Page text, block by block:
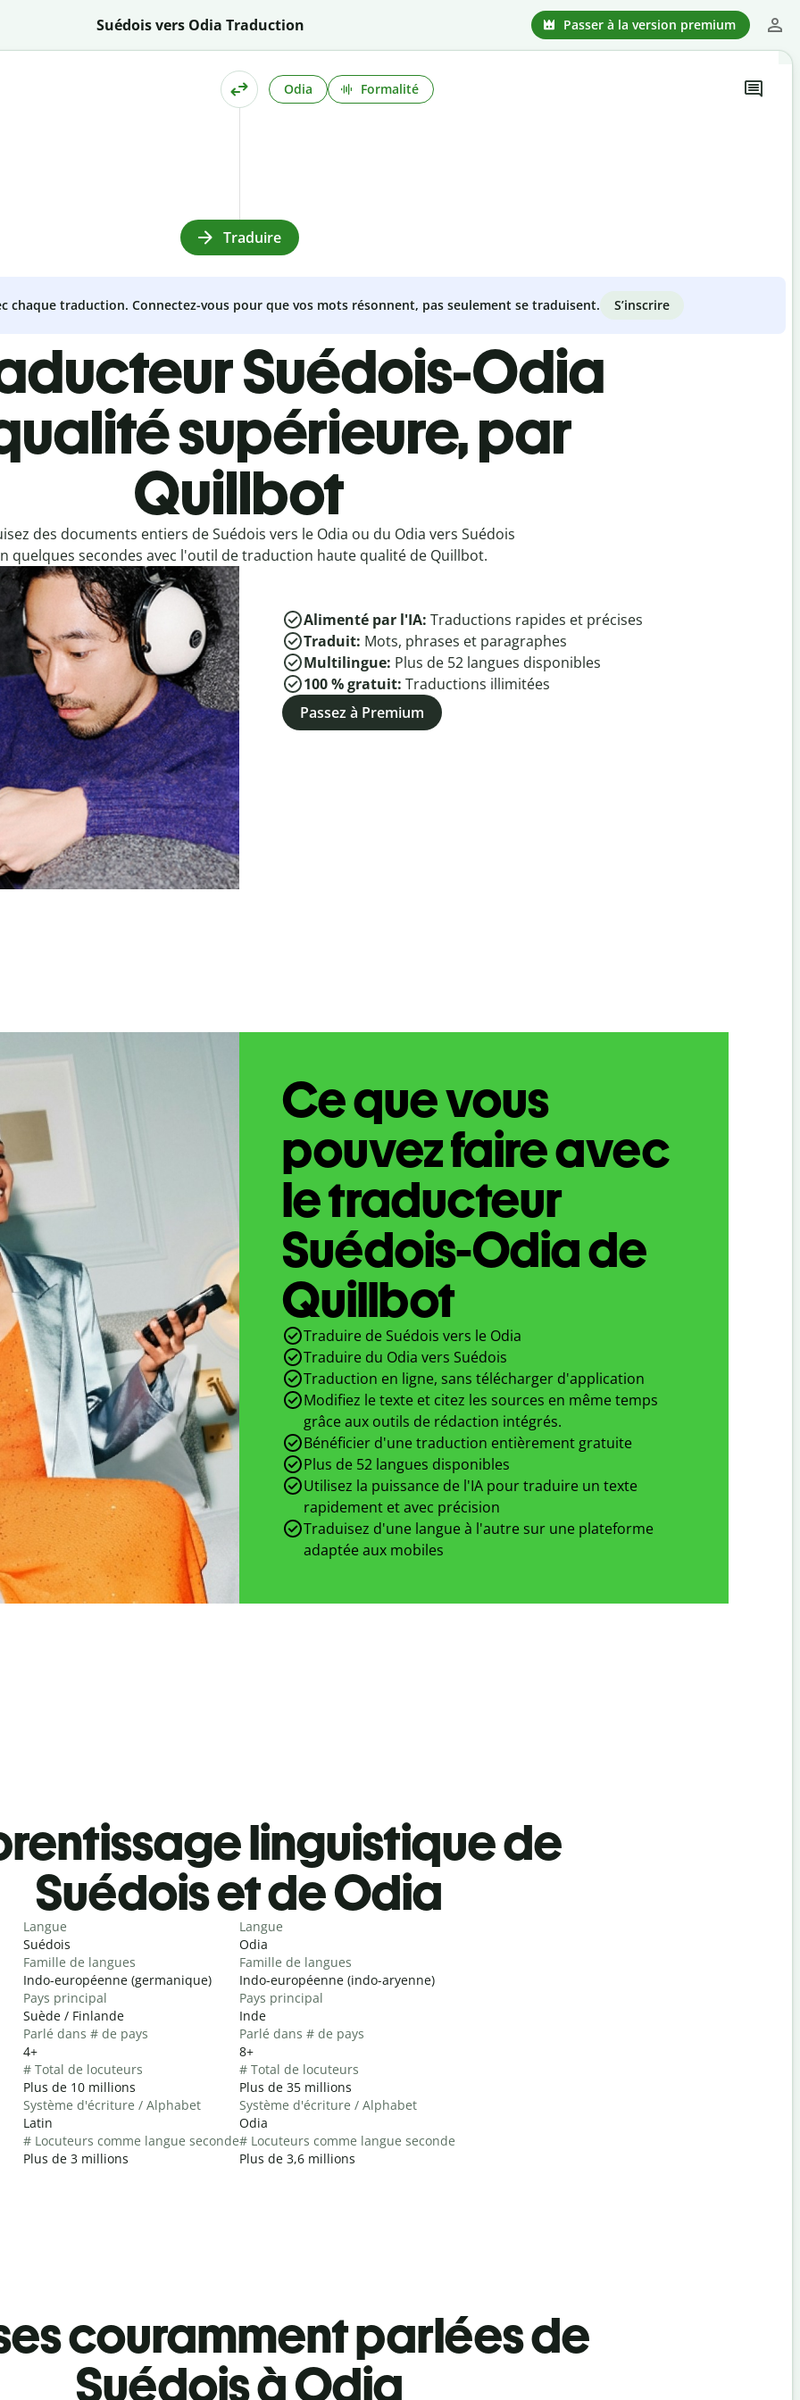
Suédois vers Odia Traduction Passer à la version premium
Odia Formalité
Traduire
chaque traduction. Connectez-vous pour que vos mots résonnent, pas seulement se traduisent. S’inscrire
Suédois-Odia
supérieure, par
Quillbot
des documents entiers de Suédois vers le Odia ou du Odia vers Suédois
quelques secondes avec l'outil de traduction haute qualité de Quillbot.
Alimenté par l'IA: Traductions rapides et précises
Traduit: Mots, phrases et paragraphes
Multilingue: Plus de 52 langues disponibles
100 % gratuit: Traductions illimitées
Passez à Premium
Ce que vous
pouvez faire avec
le traducteur
Suédois-Odia de
Quillbot
Traduire de Suédois vers le Odia
Traduire du Odia vers Suédois
Traduction en ligne, sans télécharger d'application
Modifiez le texte et citez les sources en même temps
grâce aux outils de rédaction intégrés.
Bénéficier d'une traduction entièrement gratuite
Plus de 52 langues disponibles
Utilisez la puissance de l'IA pour traduire un texte
rapidement et avec précision
Traduisez d'une langue à l'autre sur une plateforme
adaptée aux mobiles
linguistique de
Suédois et de Odia
Langue
Suédois
Famille de langues
Indo-européenne (germanique)
Pays principal
Suède / Finlande
Parlé dans # de pays
4+
# Total de locuteurs
Plus de 10 millions
Système d'écriture / Alphabet
Latin
# Locuteurs comme langue seconde
Plus de 3 millions
Langue
Odia
Famille de langues
Indo-européenne (indo-aryenne)
Pays principal
Inde
Parlé dans # de pays
8+
# Total de locuteurs
Plus de 35 millions
Système d'écriture / Alphabet
Odia
# Locuteurs comme langue seconde
Plus de 3,6 millions
couramment parlées de
Suédois à Odia